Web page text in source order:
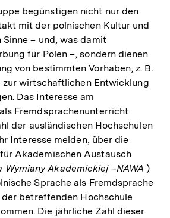
begünstigen nicht nur den
mit der polnischen Kultur und
– und, was damit
für Polen –, sondern dienen
von bestimmten Vorhaben, z. B.
wirtschaftlichen Entwicklung
Das Interesse am
Fremdsprachenunterricht
der ausländischen Hochschulen
Interesse melden, über die
Akademischen Austausch
Wymiany Akademickiej –NAWA)
Sprache als Fremdsprache
betreffenden Hochschule
Die jährliche Zahl dieser